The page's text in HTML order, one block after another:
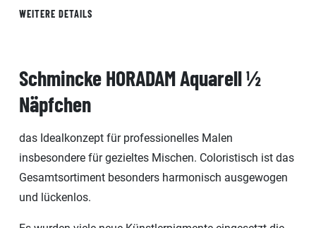
WEITERE DETAILS
Schmincke HORADAM Aquarell ½
Näpfchen
das Idealkonzept für professionelles Malen
insbesondere für gezieltes Mischen. Coloristisch ist das
Gesamtsortiment besonders harmonisch ausgewogen
und lückenlos.